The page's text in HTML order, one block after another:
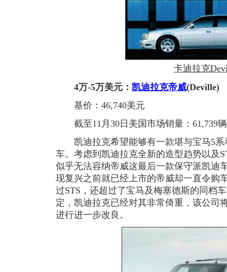
卡迪拉克
4万-5万美元： 凯迪拉克帝威(Deville)
基价：46,740美元
截至11月30日美国市场销量：61,739辆
凯迪拉克希望能够有一款堪与宝马5系
车。考虑到凯迪拉克全新的造型趋势以及
似乎无法容纳帝威这最后一款保守派凯迪
现复兴之前就已经上市的帝威却一直令购
过STS，还超过了宝马及梅塞德斯的同档
定，凯迪拉克已经对其非常倚重，该公司
进行进一步改良。